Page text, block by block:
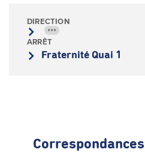
DIRECTION
•••
ARRÊT
Fraternité Quai 1
Correspondances